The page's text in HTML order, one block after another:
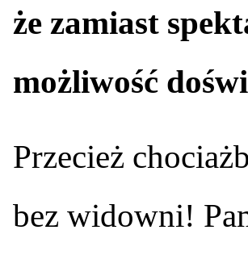
że zamiast
możliwość
Przecież
bez widowni!